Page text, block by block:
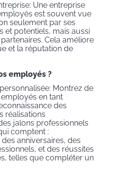
Une entreprise
est souvent vue
seulement par ses
et potentiels, mais aussi
Cela améliore
et la réputation de
employés ?
Montrez de
en tant
des
réalisations
jalons professionnels
comptent :
anniversaires, des
et des réussites
telles que compléter un